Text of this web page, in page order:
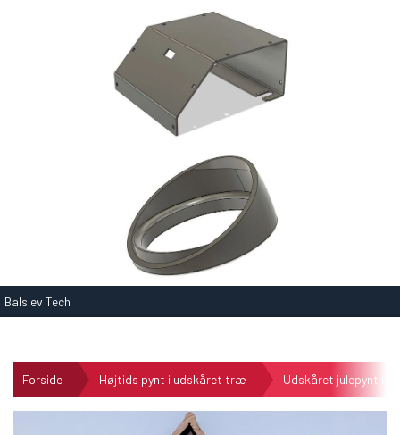
Balslev Tech
Forside Højtids pynt i udskåret træ Udskåret julepynt i